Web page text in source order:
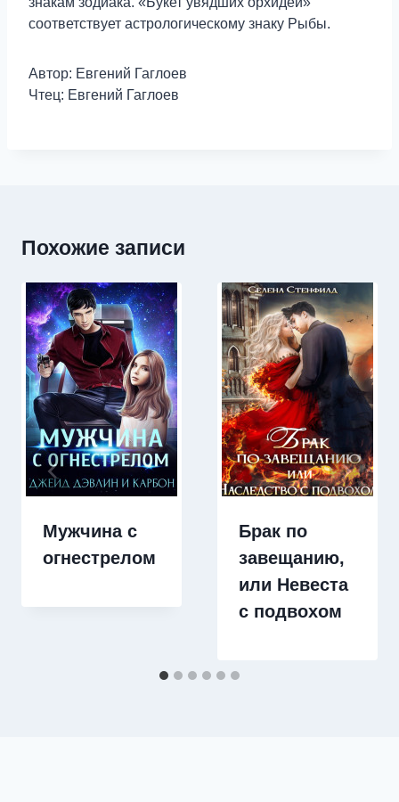
соответствует астрологическому знаку Рыбы.
Автор: Евгений Гаглоев
Чтец: Евгений Гаглоев
Похожие записи
Мужчина с
огнестрелом
Брак по
завещанию,
или Невеста
с подвохом